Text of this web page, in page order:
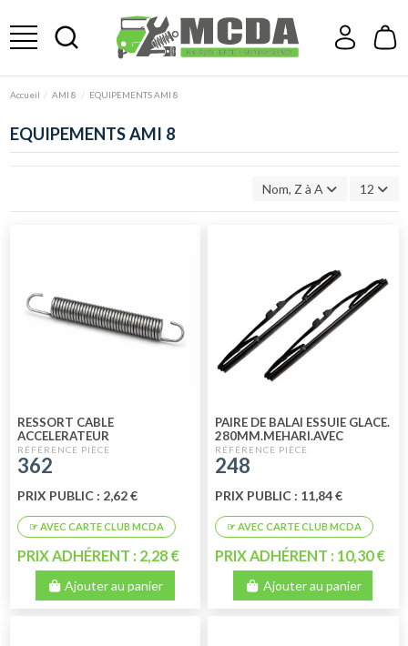
Accueil AMI 8 EQUIPEMENTS AMI 8
EQUIPEMENTS AMI 8
Nom, Z à A 12
RESSORT CABLE
ACCELERATEUR
362
PRIX PUBLIC : 2,62 €
PRIX ADHÉRENT : 2,28 €
Ajouter au panier
PAIRE DE BALAI ESSUIE GLACE.
280MM.MEHARI.AVEC
CLIPET.E. BORN .
248
PRIX PUBLIC : 11,84 €
PRIX ADHÉRENT : 10,30 €
Ajouter au panier